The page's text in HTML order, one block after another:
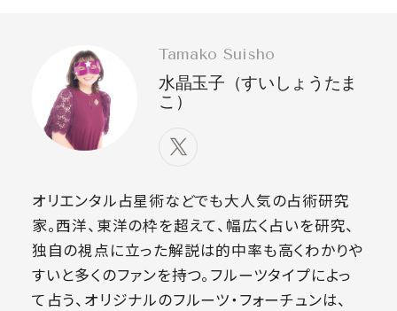
Tamako Suisho
水晶玉子（すいしょうたま
こ）
オリエンタル占星術などでも大人気の占術研究
家。西洋、東洋の枠を超えて、幅広く占いを研究、
独自の視点に立った解説は的中率も高くわかりや
すいと多くのファンを持つ。フルーツタイプによっ
て占う、オリジナルのフルーツ・フォーチュンは、